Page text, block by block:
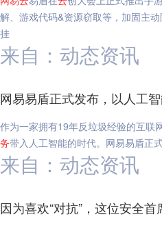
解、游戏代码&资源窃取等，加固主
挂
来自：动态资讯
网易易盾正式发布，以人工
作为一家拥有19年反垃圾经验的互联
务带入人工智能的时代。网易易盾正
来自：动态资讯
因为喜欢“对抗”，这位安全